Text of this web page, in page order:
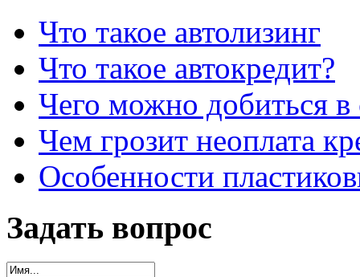
Что такое автолизинг
Что такое автокредит?
Чего можно добиться в
Чем грозит неоплата
Особенности
Задать вопрос